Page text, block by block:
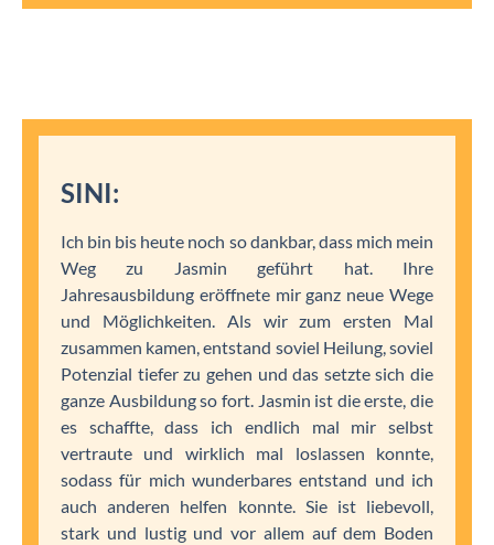
SINI:
Ich bin bis heute noch so dankbar, dass mich mein
Weg zu Jasmin geführt hat. Ihre
Jahresausbildung eröffnete mir ganz neue Wege
und Möglichkeiten. Als wir zum ersten Mal
zusammen kamen, entstand soviel Heilung, soviel
Potenzial tiefer zu gehen und das setzte sich die
ganze Ausbildung so fort. Jasmin ist die erste, die
es schaffte, dass ich endlich mal mir selbst
vertraute und wirklich mal loslassen konnte,
sodass für mich wunderbares entstand und ich
auch anderen helfen konnte. Sie ist liebevoll,
stark und lustig und vor allem auf dem Boden